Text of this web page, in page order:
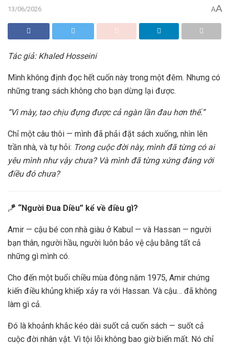
13/06/2026 AA
Tác giả: Khaled Hosseini
Mình không định đọc hết cuốn này trong một đêm. Nhưng có
những trang sách không cho bạn dừng lại được.
“Vì mày, tao chịu đựng được cả ngàn lần đau hơn thế.”
Chỉ một câu thôi — mình đã phải đặt sách xuống, nhìn lên
trần nhà, và tự hỏi: Trong cuộc đời này, mình đã từng có ai
yêu mình như vậy chưa? Và mình đã từng xứng đáng với
điều đó chưa?
🪁 “Người Đua Diều” kể về điều gì?
Amir — cậu bé con nhà giàu ở Kabul — và Hassan — người
bạn thân, người hầu, người luôn bảo vệ cậu bằng tất cả
những gì mình có.
Cho đến một buổi chiều mùa đông năm 1975, Amir chứng
kiến điều khủng khiếp xảy ra với Hassan. Và cậu… đã không
làm gì cả.
Đó là khoảnh khắc kéo dài suốt cả cuốn sách — suốt cả
cuộc đời nhân vật. Vì tội lỗi không bao giờ biến mất. Nó chỉ